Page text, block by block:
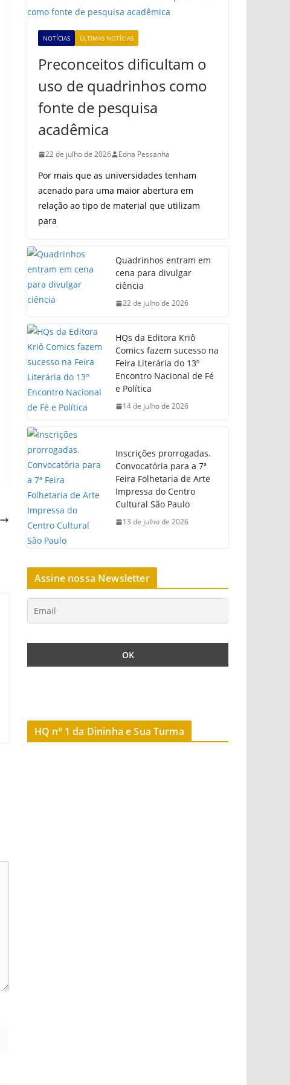
NOTÍCIAS ÚLTIMAS NOTÍCIAS
Preconceitos dificultam o
uso de quadrinhos como
fonte de pesquisa
acadêmica
22 de julho de 2026 Edna Pessanha
Por mais que as universidades tenham
acenado para uma maior abertura em
relação ao tipo de material que utilizam
para
Quadrinhos entram em
cena para divulgar
ciência
22 de julho de 2026
HQs da Editora Kriô
Comics fazem sucesso na
Feira Literária do 13º
Encontro Nacional de Fé
e Política
14 de julho de 2026
Inscrições prorrogadas.
Convocatória para a 7ª
Feira Folhetaria de Arte
Impressa do Centro
Cultural São Paulo
13 de julho de 2026
Assine nossa Newsletter
HQ nº 1 da Dininha e Sua Turma